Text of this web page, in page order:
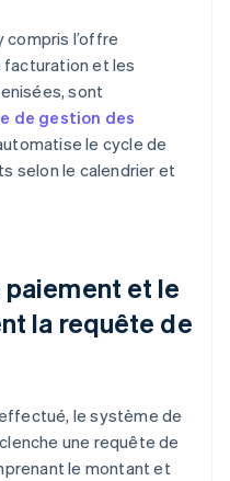
compris l’offre
et les
sont
de gestion des
le cycle de
selon le calendrier et
et le
la requête de
le système de
une requête de
le montant et